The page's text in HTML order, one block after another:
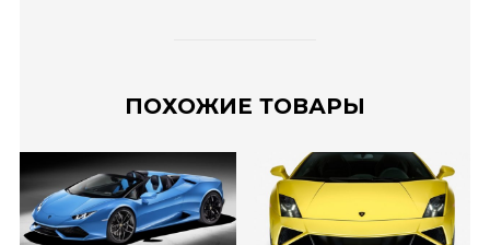
ПОХОЖИЕ ТОВАРЫ